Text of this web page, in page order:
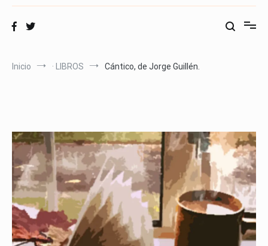
Inicio · LIBROS Cántico, de Jorge Guillén.